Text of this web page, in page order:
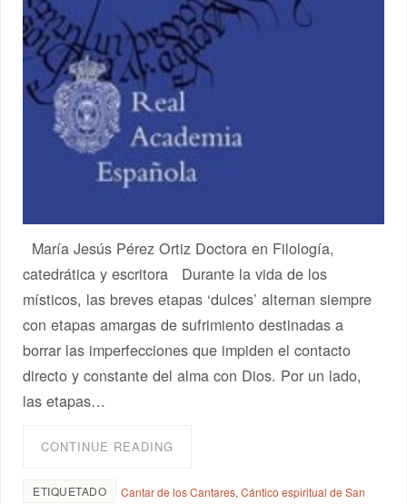
María Jesús Pérez Ortiz Doctora en Filología,
catedrática y escritora Durante la vida de los
místicos, las breves etapas ‘dulces’ alternan siempre
con etapas amargas de sufrimiento destinadas a
borrar las imperfecciones que impiden el contacto
directo y constante del alma con Dios. Por un lado,
las etapas…
CONTINUE READING
ETIQUETADO Cantar de los Cantares,Cántico espiritual de San